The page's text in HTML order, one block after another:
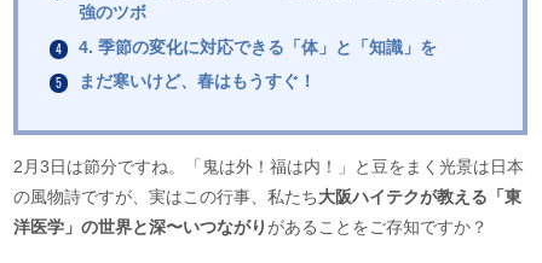
強のツボ
4. 季節の変化に対応できる「体」と「知識」を
まだ寒いけど、春はもうすぐ！
2月3日は節分ですね。「鬼は外！福は内！」と豆をまく光景は日本
の風物詩ですが、実はこの行事、私たち大阪ハイテクが教える「東
洋医学」の世界と深〜いつながり があることをご存知ですか？